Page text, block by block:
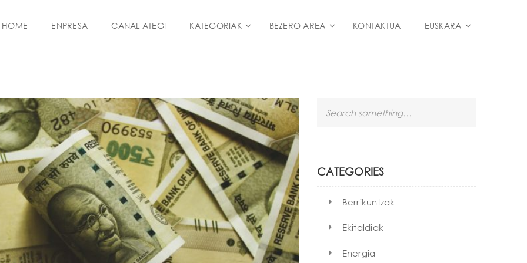
HOME ENPRESA CANAL ATEGI KATEGORIAK BEZERO AREA KONTAKTUA EUSKARA
h
CATEGORIES
Berrikuntzak
Ekitaldiak
Energia